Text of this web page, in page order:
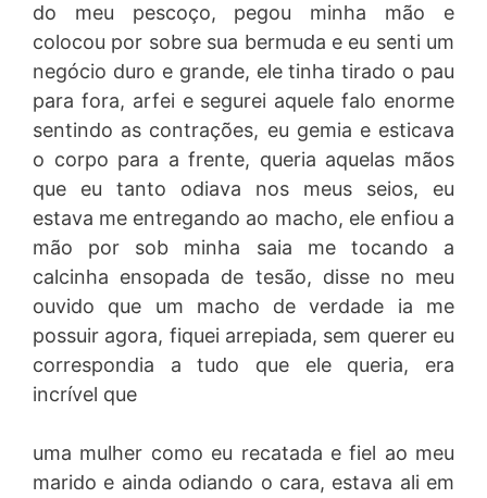
do meu pescoço, pegou minha mão e
colocou por sobre sua bermuda e eu senti um
negócio duro e grande, ele tinha tirado o pau
para fora, arfei e segurei aquele falo enorme
sentindo as contrações, eu gemia e esticava
o corpo para a frente, queria aquelas mãos
que eu tanto odiava nos meus seios, eu
estava me entregando ao macho, ele enfiou a
mão por sob minha saia me tocando a
calcinha ensopada de tesão, disse no meu
ouvido que um macho de verdade ia me
possuir agora, fiquei arrepiada, sem querer eu
correspondia a tudo que ele queria, era
incrível que
uma mulher como eu recatada e fiel ao meu
marido e ainda odiando o cara, estava ali em